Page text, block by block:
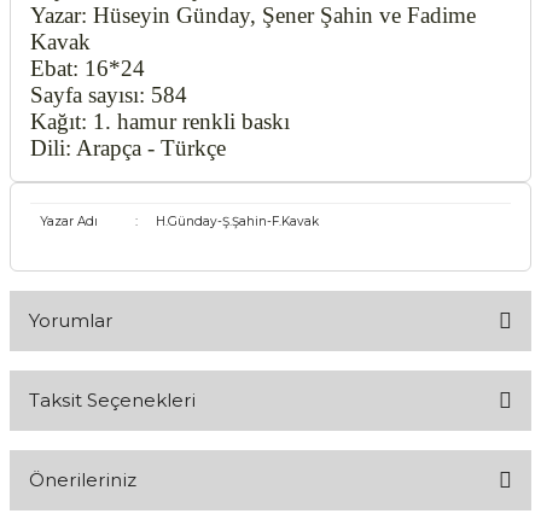
Yazar: Hüseyin Günday, Şener Şahin ve Fadime
Kavak
Ebat: 16*24
Sayfa sayısı: 584
Kağıt: 1. hamur renkli baskı
Dili: Arapça - Türkçe
Yazar Adı : H.Günday-Ş.Şahin-F.Kavak
Yorumlar
Taksit Seçenekleri
Önerileriniz